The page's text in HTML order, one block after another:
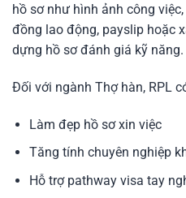
hồ sơ như hình ảnh công
đồng lao động, payslip hoặc
dựng hồ sơ đánh giá kỹ năng.
Đối với ngành Thợ hàn, RPL
Làm đẹp hồ sơ xin việc
Tăng tính chuyên nghiệp
Hỗ trợ pathway visa tay